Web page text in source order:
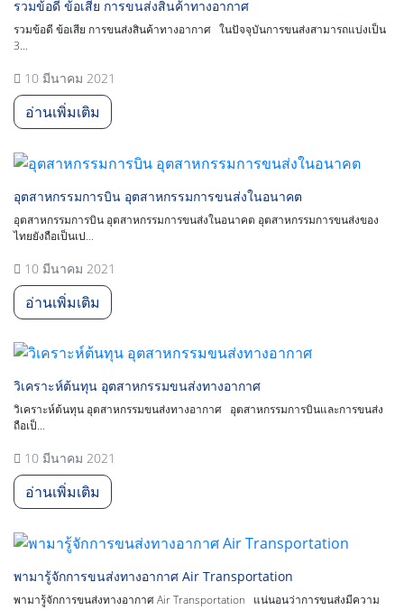
รวมข้อดี ข้อเสีย การขนส่งสินค้าทางอากาศ
รวมข้อดี ข้อเสีย การขนส่งสินค้าทางอากาศ ในปัจจุบันการขนส่งสามารถแบ่งเป็น
3...
10 มีนาคม 2021
อ่านเพิ่มเติม
อุตสาหกรรมการบิน อุตสาหกรรมการขนส่งในอนาคต
อุตสาหกรรมการบิน อุตสาหกรรมการขนส่งในอนาคต อุตสาหกรรมการขนส่งของ
ไทยยังถือเป็นเป...
10 มีนาคม 2021
อ่านเพิ่มเติม
วิเคราะห์ต้นทุน อุตสาหกรรมขนส่งทางอากาศ
วิเคราะห์ต้นทุน อุตสาหกรรมขนส่งทางอากาศ อุตสาหกรรมการบินและการขนส่ง
ถือเป็...
10 มีนาคม 2021
อ่านเพิ่มเติม
พามารู้จักการขนส่งทางอากาศ Air Transportation
พามารู้จักการขนส่งทางอากาศ Air Transportation แน่นอนว่าการขนส่งมีความ